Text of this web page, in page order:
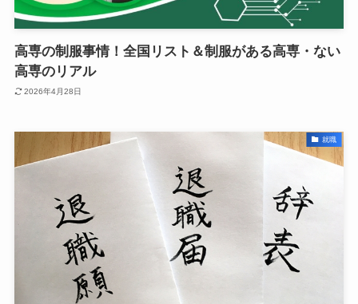
高専の制服事情！全国リスト＆制服がある高専・ない
高専のリアル
2026年4月28日
就職